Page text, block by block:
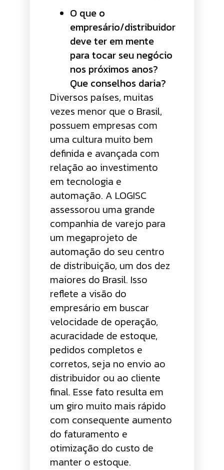
O que o
empresário/distribuidor
deve ter em mente
para tocar seu negócio
nos próximos anos?
Que conselhos daria?
Diversos países, muitas
vezes menor que o Brasil,
possuem empresas com
uma cultura muito bem
definida e avançada com
relação ao investimento
em tecnologia e
automação. A LOGISC
assessorou uma grande
companhia de varejo para
um megaprojeto de
automação do seu centro
de distribuição, um dos dez
maiores do Brasil. Isso
reflete a visão do
empresário em buscar
velocidade de operação,
acuracidade de estoque,
pedidos completos e
corretos, seja no envio ao
distribuidor ou ao cliente
final. Esse fato resulta em
um giro muito mais rápido
com consequente aumento
do faturamento e
otimização do custo de
manter o estoque.